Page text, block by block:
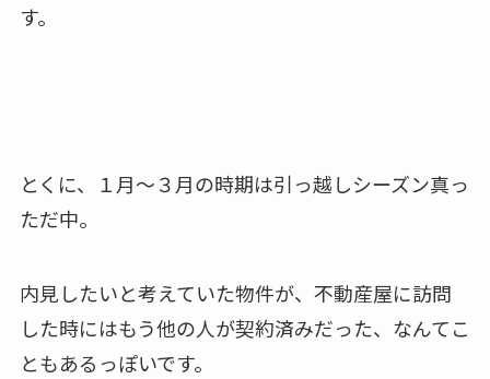
す。
とくに、１月～３月の時期は引っ越しシーズン真っ
ただ中。
内見したいと考えていた物件が、不動産屋に訪問
した時にはもう他の人が契約済みだった、なんてこ
ともあるっぽいです。